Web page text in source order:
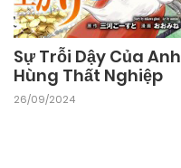
Sự Trỗi Dậy Của Anh
Hùng Thất Nghiệp
26/09/2024